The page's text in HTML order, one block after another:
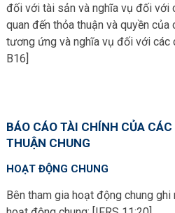
đối với tài sản và nghĩa vụ đối với
quan đến thỏa thuận và quyền
tương ứng và nghĩa vụ đối với các
B16]
BÁO CÁO TÀI CHÍNH CỦA
THUẬN CHUNG
HOẠT ĐỘNG CHUNG
Bên tham gia hoạt động chung